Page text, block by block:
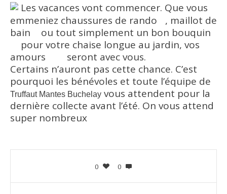
Les vacances vont commencer. Que vous
emmeniez chaussures de rando
, maillot de
bain
ou tout simplement un bon bouquin
pour votre chaise longue au jardin, vos
amours
seront avec vous.
Certains n’auront pas cette chance. C’est
pourquoi les bénévoles et toute l’équipe de
Truffaut Mantes Buchelay vous attendent pour la
dernière collecte avant l’été. On vous attend
super nombreux
0 0